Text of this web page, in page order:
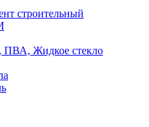
строительный
ПВА, Жидкое стекло